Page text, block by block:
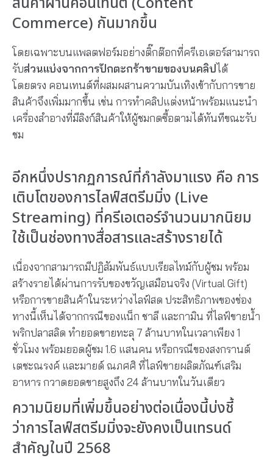
Commerce) กันมากขึ้น
โดยเฉพาะบนแพลตฟอร์มอย่างติ๊กต๊อกที่ครีเอเตอร์สามารถ
รับส่วนแบ่งจากการปักตะกร้าขายของบนคลิปได้
โดยตรง คอนเทนต์ที่ผสมผสานความบันเทิงเข้ากับการขาย
สินค้าจึงเพิ่มมากขึ้น เช่น การทำคลิปแต่งหน้าพร้อมแนะนำ
เครื่องสำอางที่มีลิงก์สินค้าให้ผู้ชมกดซื้อตามได้ทันทีขณะรับ
ชม
อีกหนึ่งปรากฏการณ์ที่กำลังมาแรง คือ การ
เติบโตของการไลฟ์สตรีมมิ่ง (Live
Streaming) ที่ครีเอเตอร์จำนวนมากนิยม
ใช้เป็นช่องทางสื่อสารและสร้างรายได้
เนื่องจากสามารถมีปฏิสัมพันธ์แบบเรียลไทม์กับผู้ชม พร้อม
สร้างรายได้ผ่านการรับของขวัญเสมือนจริง (Virtual Gift)
หรือการขายสินค้าในระหว่างไลฟ์สด ประสิทธิภาพของช่อง
ทางนี้เห็นได้จากกรณีของแน็ก ชาลี และกามิน ที่ไลฟ์ขายน้ำ
พริกปลาสลิด ทำยอดขายทะลุ 7 ล้านบาทในเวลาเพียง 1
ชั่วโมง พร้อมยอดผู้ชม 1.6 แสนคน หรือกรณีของสงกรานต์
เตชะณรงค์ และมายด์ ณภศศิ ที่ไลฟ์ขายผลิตภัณฑ์เสริม
อาหาร กวาดยอดขายสูงถึง 24 ล้านบาทในวันเดียว
ความนิยมที่เพิ่มขึ้นอย่างต่อเนื่องนี้บ่งชี้
ว่าการไลฟ์สตรีมมิ่งจะยังคงเป็นเทรนด์
สำคัญในปี 2568